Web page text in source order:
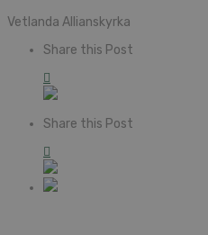
Vetlanda Allianskyrka
Share this Post
Share this Post